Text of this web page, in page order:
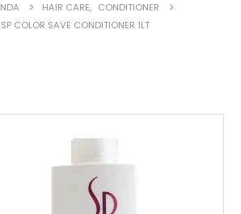
HAIR CARE, CONDITIONER
COLOR SAVE CONDITIONER 1LT